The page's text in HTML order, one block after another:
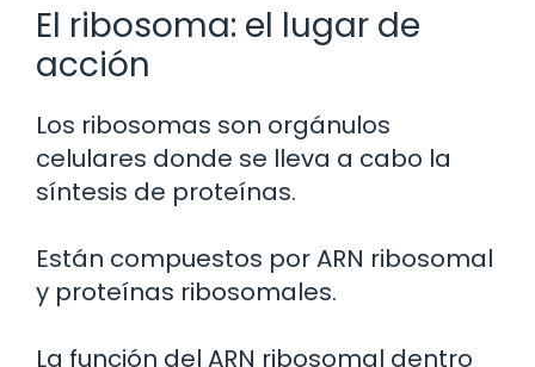
El ribosoma: el lugar de
acción
Los ribosomas son orgánulos
celulares donde se lleva a cabo la
síntesis de proteínas.
Están compuestos por ARN ribosomal
y proteínas ribosomales.
La función del ARN ribosomal dentro